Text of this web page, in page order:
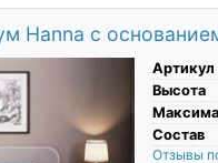
Hanna с
Артикул
Высота
Состав
Отзывы